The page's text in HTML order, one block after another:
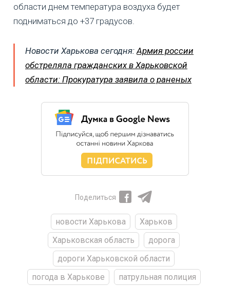
области днем температура воздуха будет
подниматься до +37 градусов.
Новости Харькова сегодня: Армия россии
обстреляла гражданских в Харьковской
области: Прокуратура заявила о раненых
Поделиться
новости Харькова
Харьков
Харьковская область
дорога
дороги Харьковской области
погода в Харькове
патрульная полиция